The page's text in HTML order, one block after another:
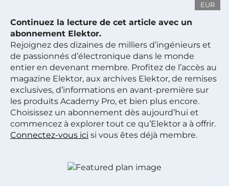
EUR
Continuez la lecture de cet article avec un
abonnement Elektor.
Rejoignez des dizaines de milliers d’ingénieurs et
de passionnés d’électronique dans le monde
entier en devenant membre. Profitez de l’accès au
magazine Elektor, aux archives Elektor, de remises
exclusives, d’informations en avant-première sur
les produits Academy Pro, et bien plus encore.
Choisissez un abonnement dès aujourd’hui et
commencez à explorer tout ce qu’Elektor a à offrir.
Connectez-vous ici si vous êtes déjà membre.